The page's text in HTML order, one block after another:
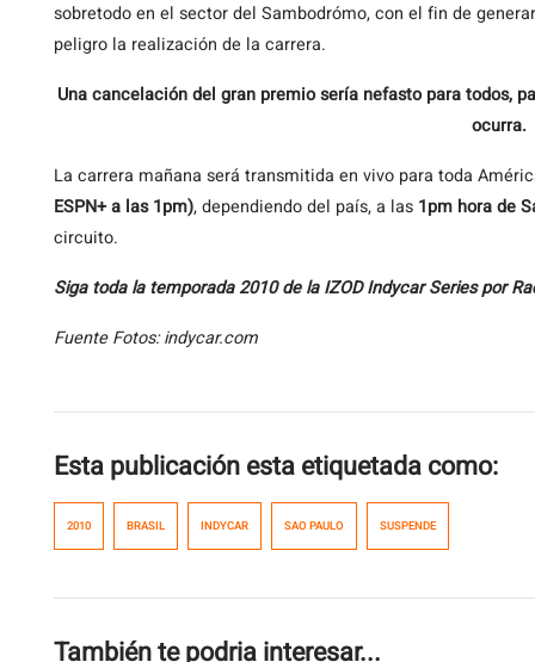
sobretodo en el sector del Sambodrómo, con el fin de
peligro la realización de la carrera.
Una cancelación del gran premio sería nefasto para todos,
ocurra.
La carrera mañana será transmitida en vivo para toda
ESPN+ a las 1pm), dependiendo del país, a las 1pm hora de
circuito.
Siga toda la temporada 2010 de la IZOD Indycar Series por
Fuente Fotos: indycar.com
Esta publicación esta etiquetada como:
2010 BRASIL INDYCAR SAO PAULO SUSPENDE
También te podria interesar...